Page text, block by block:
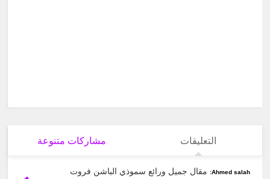
التعليقات مشاركات متنوعة
Ahmed salah:
مقال جميل ورائع سموذي الباشن فروت